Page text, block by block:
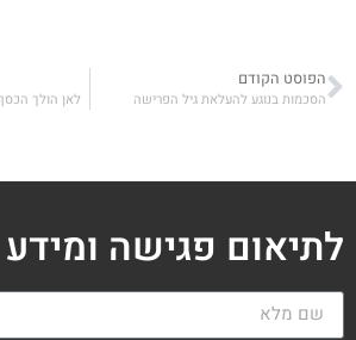
הפוסט הקודם
הסכמות בנוגע להעלאת גיל הפרישה לאן הולך
לתיאום פגישה